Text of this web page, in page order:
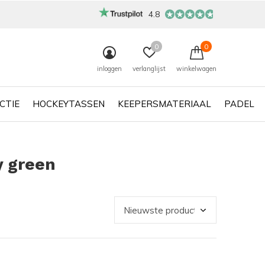
HOCKEYTASSEN KEEPERSMATERIAAL PADEL
inloggen verlanglijst
0
winkelwagen
0
4.8
green